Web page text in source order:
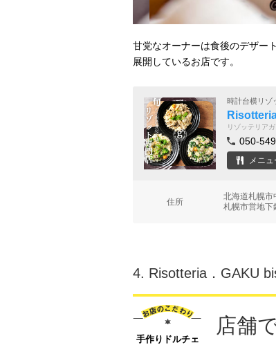
甘党なオーナーは食後のデザー
展開しているお店です。
時計台横リゾ
リゾッテリア
050-
メニ
住所
北海道札幌
札幌市営地下
4. Risotteria．GAKU
手作りドルチェ
店舗